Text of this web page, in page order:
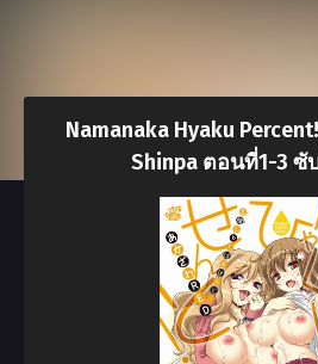
Namanaka Hyaku
Shinpa ตอนที่1-3 ซั